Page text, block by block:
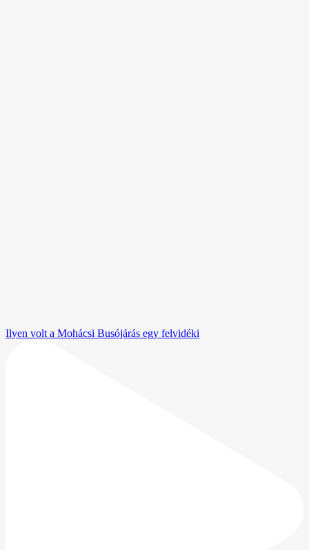
Ilyen volt a Mohácsi Busójárás egy felvidéki